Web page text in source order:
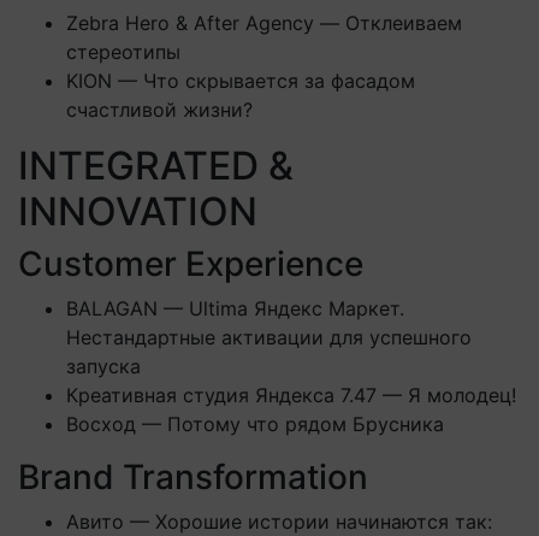
Zebra Hero & After Agency — Отклеиваем
стереотипы
KION — Что скрывается за фасадом
счастливой жизни?
INTEGRATED &
INNOVATION
Customer Experience
BALAGAN — Ultima Яндекс Маркет.
Нестандартные активации для успешного
запуска
Креативная студия Яндекса 7.47 — Я молодец!
Восход — Потому что рядом Брусника
Brand Transformation
Авито — Хорошие истории начинаются так: